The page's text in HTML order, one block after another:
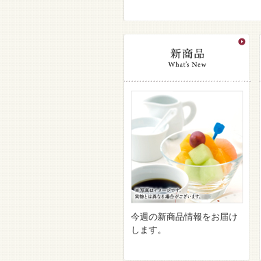
今週の新商品情報をお届け
します。